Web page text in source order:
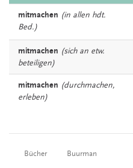
mitmachen (in allen hdt.
Bed.)
mitmachen (sich an etw.
beteiligen)
mitmachen (durchmachen,
erleben)
Bücher Buurman